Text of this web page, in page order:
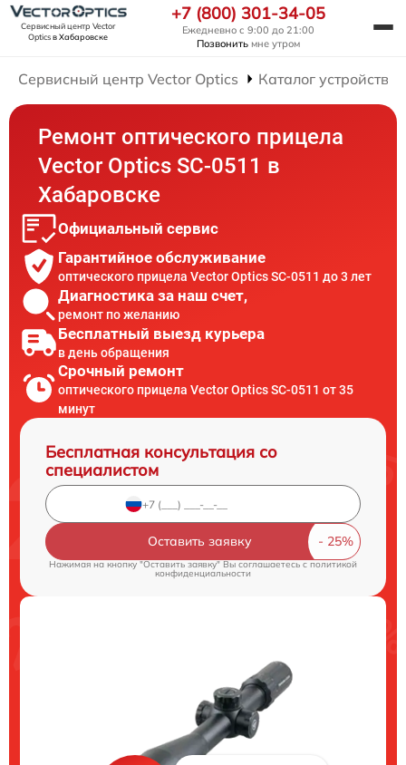
Сервисный центр Vector
Opticsв Хабаровске
+7 (800) 301-34-05
Ежедневно с 9:00 до 21:00
Позвонить мне утром
Сервисный центр Vector Optics Каталог устройств
Ремонт оптического прицела
Vector Optics SC-0511 в
Хабаровске
Официальный сервис
Гарантийное обслуживание
оптического прицела Vector Optics SC-0511 до 3 лет
Диагностика за наш счет,
ремонт по желанию
Бесплатный выезд курьера
в день обращения
Срочный ремонт
оптического прицела Vector Optics SC-0511 от 35
минут
Бесплатная консультация со
специалистом
Оставить заявку
Нажимая на кнопку "Оставить заявку" Вы соглашаетесь cполитикой
конфиденциальности